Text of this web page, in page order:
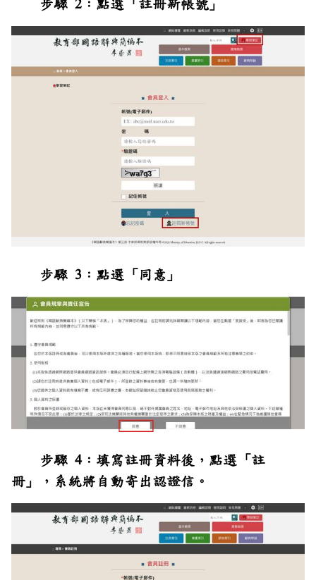
步驟 2：點選「註冊新帳號」
步驟 3：點選「同意」
步驟 4：填寫註冊資料後，點選「註
冊」，系統將自動寄出認證信。